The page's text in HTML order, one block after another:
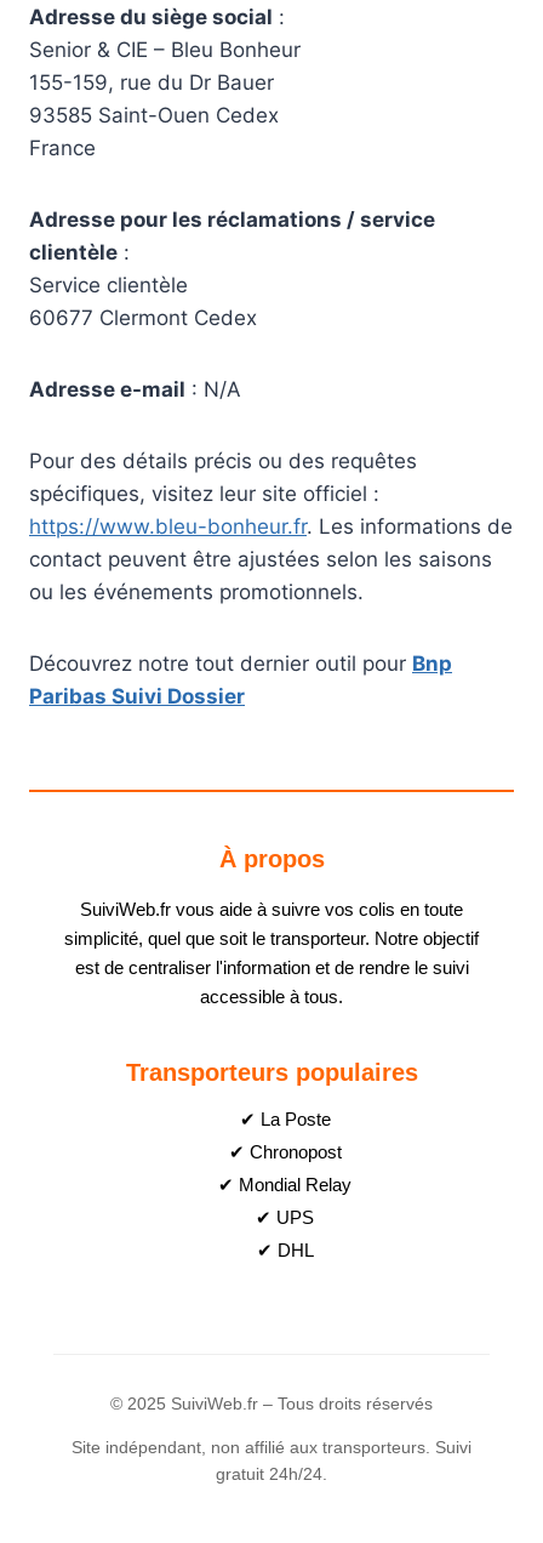
Adresse du siège social :
Senior & CIE – Bleu Bonheur
155-159, rue du Dr Bauer
93585 Saint-Ouen Cedex
France
Adresse pour les réclamations / service
clientèle :
Service clientèle
60677 Clermont Cedex
Adresse e-mail : N/A
Pour des détails précis ou des requêtes
spécifiques, visitez leur site officiel :
https://www.bleu-bonheur.fr. Les informations de
contact peuvent être ajustées selon les saisons
ou les événements promotionnels.
Découvrez notre tout dernier outil pour Bnp
Paribas Suivi Dossier
À propos
SuiviWeb.fr vous aide à suivre vos colis en toute
simplicité, quel que soit le transporteur. Notre objectif
est de centraliser l'information et de rendre le suivi
accessible à tous.
Transporteurs populaires
✔ La Poste
✔ Chronopost
✔ Mondial Relay
✔ UPS
✔ DHL
© 2025 SuiviWeb.fr – Tous droits réservés
Site indépendant, non affilié aux transporteurs. Suivi
gratuit 24h/24.